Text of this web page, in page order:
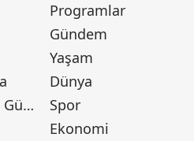
Canan Barlas ile Gündem
Programlar
Gündem
Yaşam
Dünya
Spor
Ekonomi